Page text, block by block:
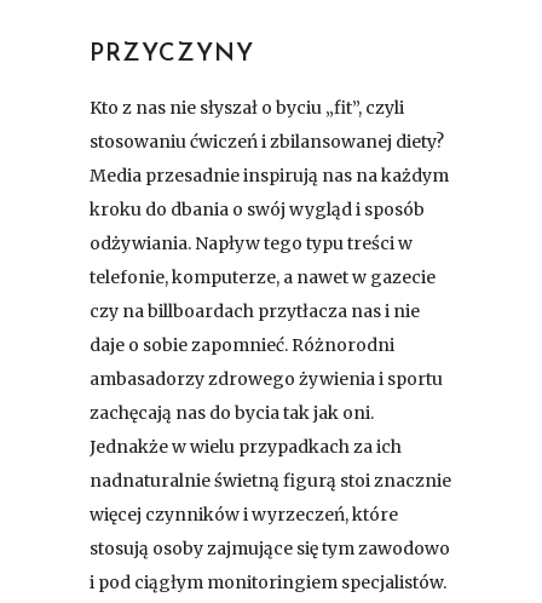
PRZYCZYNY
Kto z nas nie słyszał o byciu „fit”, czyli
stosowaniu ćwiczeń i zbilansowanej diety?
Media przesadnie inspirują nas na każdym
kroku do dbania o swój wygląd i sposób
odżywiania. Napływ tego typu treści w
telefonie, komputerze, a nawet w gazecie
czy na billboardach przytłacza nas i nie
daje o sobie zapomnieć. Różnorodni
ambasadorzy zdrowego żywienia i sportu
zachęcają nas do bycia tak jak oni.
Jednakże w wielu przypadkach za ich
nadnaturalnie świetną figurą stoi znacznie
więcej czynników i wyrzeczeń, które
stosują osoby zajmujące się tym zawodowo
i pod ciągłym monitoringiem specjalistów.